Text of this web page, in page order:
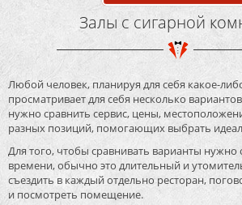
Залы с сигарной
Любой человек, планируя для себя какое-
просматривает для себя несколько
нужно сравнить сервис, цены,
разных позиций, помогающих выбрать
Для того, чтобы сравнивать варианты нужно
времени, обычно это длительный и
съездить в каждый отдельно ресторан,
и посмотреть помещение.